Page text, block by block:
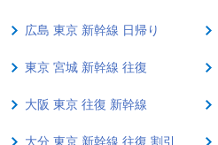
広島 東京 新幹線 日帰り
東京 宮城 新幹線 往復
大阪 東京 往復 新幹線
大分 東京 新幹線 往復 割引